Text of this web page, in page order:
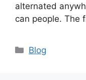
alternated
can people. The
Blog